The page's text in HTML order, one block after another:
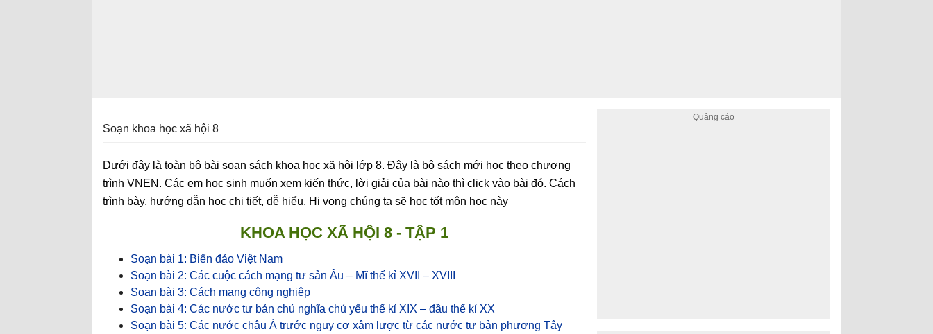
Soạn khoa học xã hội 8
Dưới đây là toàn bộ bài soạn sách khoa học xã hội lớp 8. Đây là bộ sách mới học theo chương
trình VNEN. Các em học sinh muốn xem kiến thức, lời giải của bài nào thì click vào bài đó. Cách
trình bày, hướng dẫn học chi tiết, dễ hiểu. Hi vọng chúng ta sẽ học tốt môn học này
KHOA HỌC XÃ HỘI 8 - TẬP 1
Soạn bài 1: Biển đảo Việt Nam
Soạn bài 2: Các cuộc cách mạng tư sản Âu – Mĩ thế kỉ XVII – XVIII
Soạn bài 3: Cách mạng công nghiệp
Soạn bài 4: Các nước tư bản chủ nghĩa chủ yếu thế kỉ XIX – đầu thế kỉ XX
Soạn bài 5: Các nước châu Á trước nguy cơ xâm lược từ các nước tư bản phương Tây